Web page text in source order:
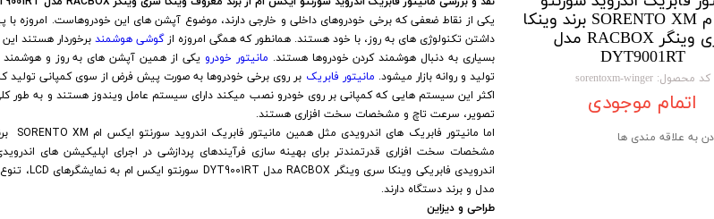
بی ام و BMW آمپلی فایر خودرو
طاقچه MDF و 3D عقب خودرو
ایکس ام SORENTO XM برند وینکا
سری وینگر RACBOX مدل
DYT9001RT
کد محصول: sorentoxm-winger
اتمام موجودی
به علاقه مندی ها
یکی از نقاط ضعفی که برخی خودروهای داخلی و خارجی دارند، موضوع آپشن های این خودروهاست. امروزه با
داشتن تکنولوژی های به روز، با خود هستند. همانطور که همگی امروزه ازگوشی هوشمندبرخوردار هستند
بسیاری به دنبال هوشمند کردن خودروها هستند. مانیتور خودرو یکی از همین آپشن های به روز و
تولید و روانه بازار میشود. مانیتور فابریک بر روی برخی خودروها به صورت پیش فرض از سوی کمپانی
اکثر این سیستم هایی که کمپانی بر روی خودرو نصب میکند دارای سیستم عامل ویندوز هستند و به طور
تصویر، سرعت تاچ و مشخصات سخت افزاری هستند.
مشخصات سخت افزاری قدرتمندتر برای بهینه سازی فرآیندهای پردازشی در اجرای اپلیکیشن های
اندرویدی فابریکی وینکا سری وینگر RACBOX مدل DYT9001RT سورنتو ایکس ام به نمایشگرهای LCD، تنوع بسیار زیادی از
مدل و برند دستگاه دارند.
طراحی و دیزاین